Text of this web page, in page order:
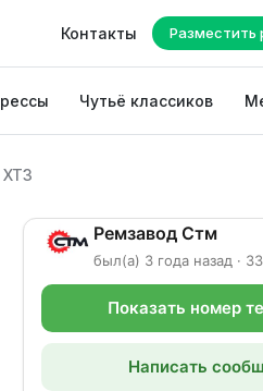
Контакты Разместить
Чутьё классиков
ХТЗ
Ремзавод Стм
был(а) 3 года назад ·
Показать номер
Написать